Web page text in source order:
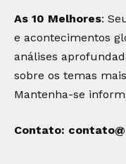
As 10 Melhores:
e acontecimentos
análises
sobre os temas
Mantenha-se
Contato: